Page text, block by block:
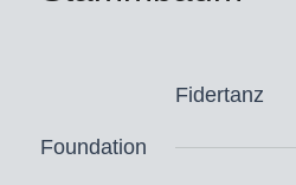
Foundation
Fidertanz